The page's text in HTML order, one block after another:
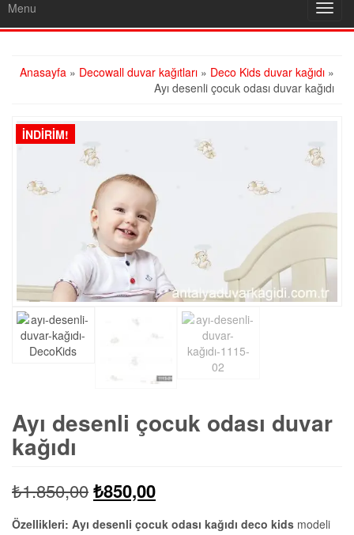
Menu
Anasayfa » Decowall duvar kağıtları » Deco Kids duvar kağıdı »
Ayı desenli çocuk odası duvar kağıdı
İNDIRIM!
Ayı desenli çocuk odası duvar
kağıdı
₺1.850,00Orijinal
fiyat:
₺850,00Şu
andaki
Özellikleri: Ayı desenli çocuk odası kağıdı deco kids modeli